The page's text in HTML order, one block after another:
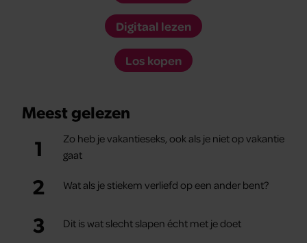
Digitaal lezen
Los kopen
Meest gelezen
1
Zo heb je vakantieseks, ook als je niet op vakantie
gaat
2 Wat als je stiekem verliefd op een ander bent?
3 Dit is wat slecht slapen écht met je doet